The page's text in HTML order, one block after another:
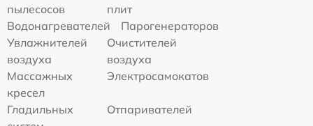
пылесосов
плит
Водонагревателей
Парогенераторов
Увлажнителей
воздуха
Очистителей
воздуха
Массажных
кресел
Электросамокатов
Гладильных
Отпаривателей